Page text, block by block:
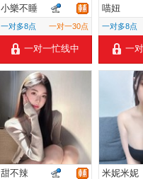
小樂不睡
一对多8点 一对一30点
一对一忙线中
喵妞
一对多8点
一
甜不辣 米妮米妮